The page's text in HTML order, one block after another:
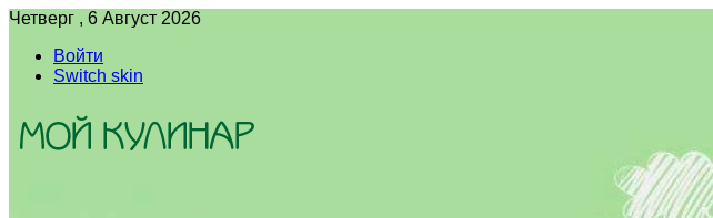
Четверг , 6 Август 2026
Войти
Switch skin